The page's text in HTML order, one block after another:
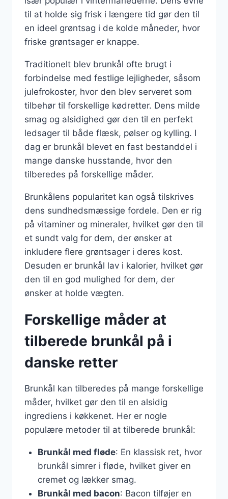
til at holde sig frisk i længere tid gør den til
en ideel grøntsag i de kolde måneder, hvor
friske grøntsager er knappe.
Traditionelt blev brunkål ofte brugt i
forbindelse med festlige lejligheder, såsom
julefrokoster, hvor den blev serveret som
tilbehør til forskellige kødretter. Dens milde
smag og alsidighed gør den til en perfekt
ledsager til både flæsk, pølser og kylling. I
dag er brunkål blevet en fast bestanddel i
mange danske husstande, hvor den
tilberedes på forskellige måder.
Brunkålens popularitet kan også tilskrives
dens sundhedsmæssige fordele. Den er rig
på vitaminer og mineraler, hvilket gør den til
et sundt valg for dem, der ønsker at
inkludere flere grøntsager i deres kost.
Desuden er brunkål lav i kalorier, hvilket gør
den til en god mulighed for dem, der
ønsker at holde vægten.
Forskellige måder at
tilberede brunkål på i
danske retter
Brunkål kan tilberedes på mange forskellige
måder, hvilket gør den til en alsidig
ingrediens i køkkenet. Her er nogle
populære metoder til at tilberede brunkål:
Brunkål med fløde: En klassisk ret, hvor
brunkål simrer i fløde, hvilket giver en
cremet og lækker smag.
Brunkål med bacon: Bacon tilføjer en